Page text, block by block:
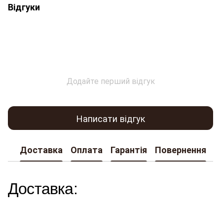
Відгуки
Додайте перший відгук
Написати відгук
Доставка Оплата Гарантія Повернення
Доставка: